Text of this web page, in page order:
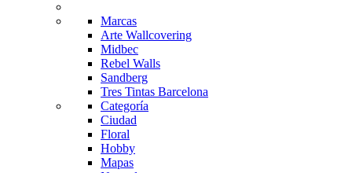
Marcas
Arte Wallcovering
Midbec
Rebel Walls
Sandberg
Tres Tintas Barcelona
Categoría
Ciudad
Floral
Hobby
Mapas